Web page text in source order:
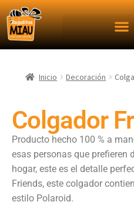
Inicio Decoración
Colgador
Producto hecho 100 % a
esas personas que prefieren
hogar, este es el detalle
Friends, este colgador
estilo Polaroid.